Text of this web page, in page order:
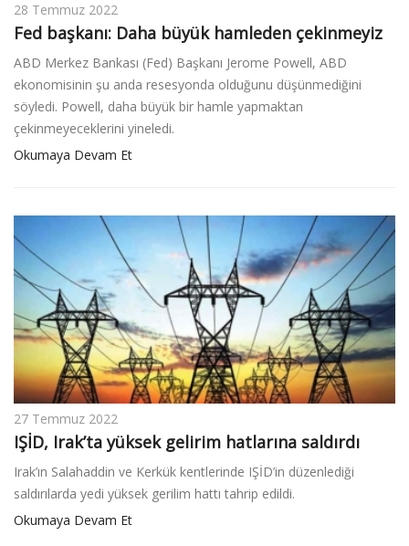
28 Temmuz 2022
Fed başkanı: Daha büyük hamleden çekinmeyiz
ABD Merkez Bankası (Fed) Başkanı Jerome Powell, ABD
ekonomisinin şu anda resesyonda olduğunu düşünmediğini
söyledi. Powell, daha büyük bir hamle yapmaktan
çekinmeyeceklerini yineledi.
Okumaya Devam Et
27 Temmuz 2022
IŞİD, Irak’ta yüksek gelirim hatlarına saldırdı
Irak’ın Salahaddin ve Kerkük kentlerinde IŞİD’in düzenlediği
saldırılarda yedi yüksek gerilim hattı tahrip edildi.
Okumaya Devam Et